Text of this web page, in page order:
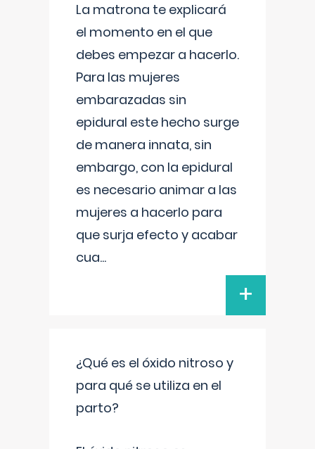
La matrona te explicará
el momento en el que
debes empezar a hacerlo.
Para las mujeres
embarazadas sin
epidural este hecho surge
de manera innata, sin
embargo, con la epidural
es necesario animar a las
mujeres a hacerlo para
que surja efecto y acabar
cua...
+
¿Qué es el óxido nitroso y
para qué se utiliza en el
parto?